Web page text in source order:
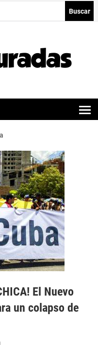
El Nuevo
un colapso de